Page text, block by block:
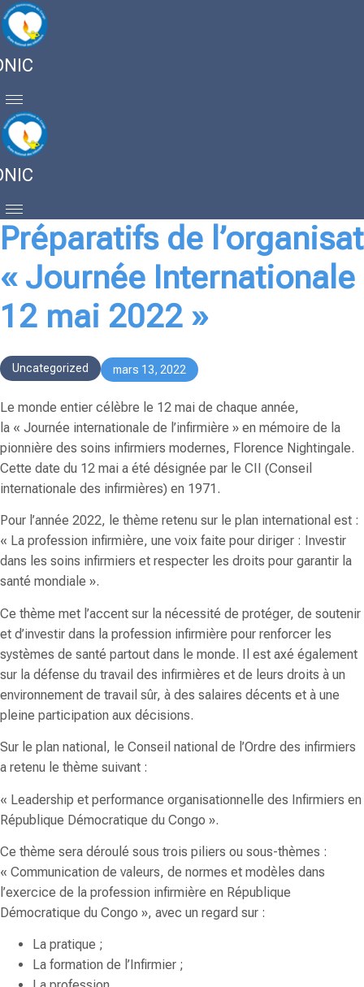
Préparatifs de
« Journée Internationale
12 mai 2022 »
Uncategorized mars 13, 2022
Le monde entier célèbre le 12 mai de chaque année,
la « Journée internationale de l’infirmière » en mémoire de la
pionnière des soins infirmiers modernes, Florence Nightingale.
Cette date du 12 mai a été désignée par le CII (Conseil
internationale des infirmières) en 1971.
Pour l’année 2022, le thème retenu sur le plan international est :
« La profession infirmière, une voix faite pour diriger : Investir
dans les soins infirmiers et respecter les droits pour garantir la
santé mondiale ».
Ce thème met l’accent sur la nécessité de protéger, de soutenir
et d’investir dans la profession infirmière pour renforcer les
systèmes de santé partout dans le monde. Il est axé également
sur la défense du travail des infirmières et de leurs droits à un
environnement de travail sûr, à des salaires décents et à une
pleine participation aux décisions.
Sur le plan national, le Conseil national de l’Ordre des infirmiers
a retenu le thème suivant :
« Leadership et performance organisationnelle des Infirmiers en
République Démocratique du Congo ».
Ce thème sera déroulé sous trois piliers ou sous-thèmes :
« Communication de valeurs, de normes et modèles dans
l’exercice de la profession infirmière en République
Démocratique du Congo », avec un regard sur :
La pratique ;
La formation de l’Infirmier ;